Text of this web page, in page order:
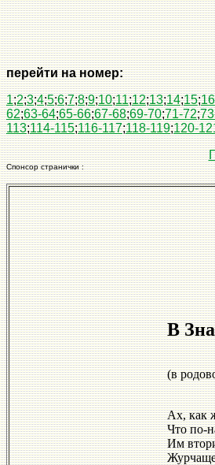
перейти на номер:
1;2;3;4;5;6;7;8;9;10;11;12;13;14;15;16
62;63-64;65-66;67-68;69-70;71-72;
113;114-115;116-117;118-119;120-
Спонсор странички :
В
(в
Ах, как
Что по-
Им